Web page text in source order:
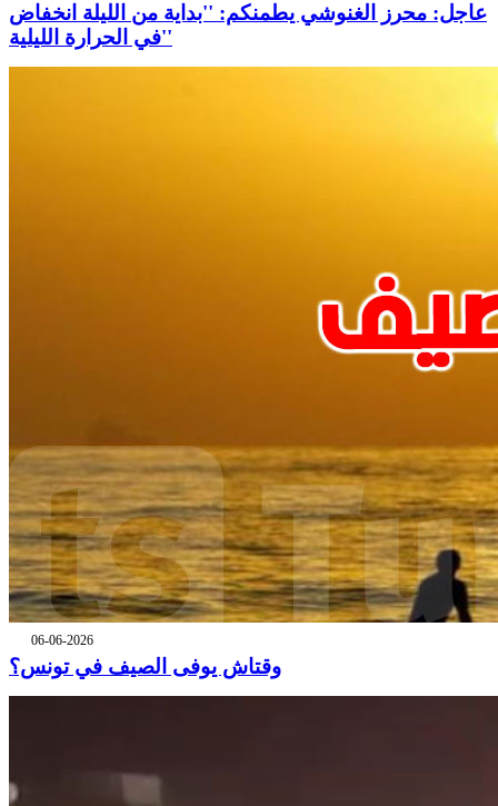
عاجل: محرز الغنوشي يطمنكم: ''بداية من الليلة انخفاض
في الحرارة الليلية''
06-06-2026
وقتاش يوفى الصيف في تونس؟